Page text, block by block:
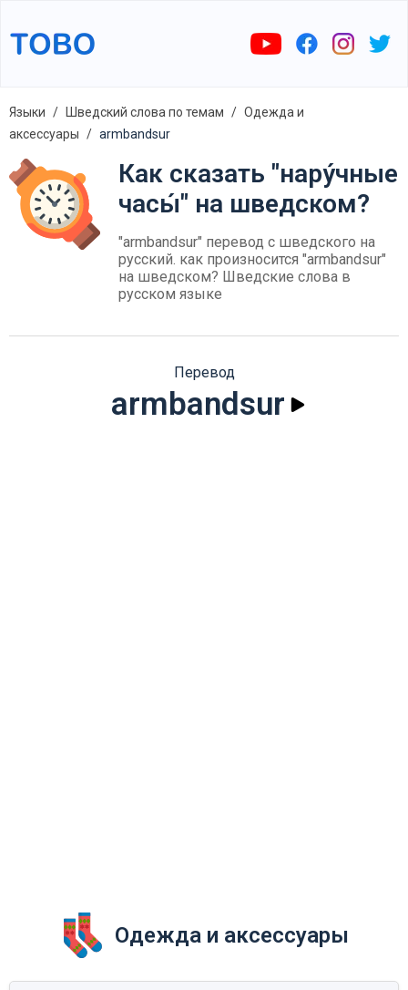
Языки Шведский слова по темам
Одежда и
аксессуары
armbandsur
Как сказать "нару́чные
часы́" на шведском?
"armbandsur" перевод с шведского на
русский. как произносится "armbandsur"
на шведском? Шведские слова в
русском языке
Перевод
armbandsur
Одежда и аксессуары